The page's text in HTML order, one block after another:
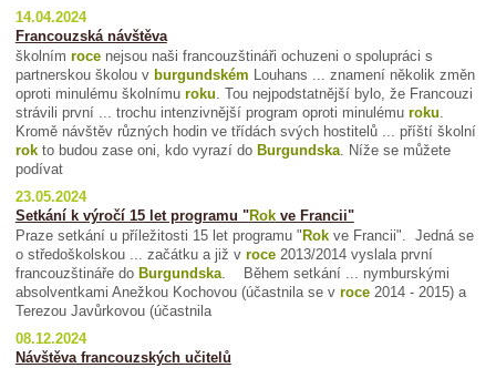
14.04.2024
Francouzská návštěva
školním rocenejsou naši francouzštináři ochuzeni o spolupráci s
partnerskou školou v burgundském Louhans ... znamení několik změn
oproti minulému školnímu roku. Tou nejpodstatnější bylo, že Francouzi
strávili první ... trochu intenzivnější program oproti minulému roku.
Kromě návštěv různých hodin ve třídách svých hostitelů ... příští školní
rokto budou zase oni, kdo vyrazí do Burgundska. Níže se můžete
podívat
23.05.2024
Setkání k výročí 15 let programu "Rokve Francii"
Praze setkání u příležitosti 15 let programu " Rokve Francii". Jedná se
o středoškolskou ... začátku a již v roce2013/2014 vyslala první
francouzštináře do Burgundska. Během setkání ... nymburskými
absolventkami Anežkou Kochovou (účastnila se v roce2014 - 2015) a
Terezou Javůrkovou (účastnila
08.12.2024
Návštěva francouzských učitelů